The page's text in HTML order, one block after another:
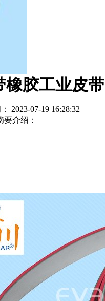
橡胶工业皮带
07-19 16:28:32
介绍：